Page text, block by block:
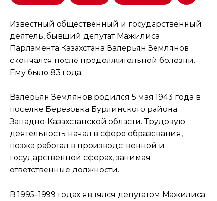
Известный общественный и государственный
деятель, бывший депутат Мажилиса
Парламента Казахстана Валерьян Землянов
скончался после продолжительной болезни.
Ему было 83 года.
Валерьян Землянов родился 5 мая 1943 года в
поселке Березовка Бурлинского района
Западно-Казахстанской области. Трудовую
деятельность начал в сфере образования,
позже работал в производственной и
государственной сферах, занимая
ответственные должности.
В 1995–1999 годах являлся депутатом Мажилиса